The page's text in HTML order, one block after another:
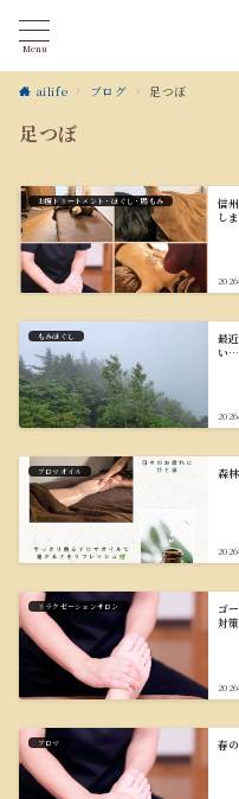
Menu
ailife ブログ 足つぼ
足つぼ
お腹トリートメント・ほぐし・腸もみ
信
し
2026
もみほぐし
最
い…
2026
アロマオイル 森
2026
リラクゼーションサロン
ゴ
対策
アロマ 春